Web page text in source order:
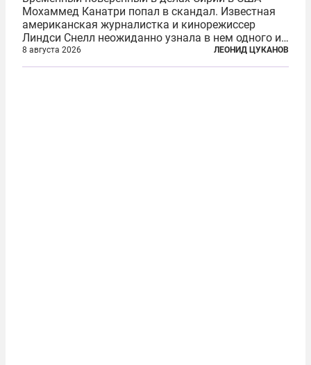
Мохаммед Канатри попал в скандал. Известная
американская журналистка и кинорежиссер
Линдси Снелл неожиданно узнала в нем одного из
бандитов, похитивших ее в сирийском Алеппо в
2016 году. Журналистка убеждена, что Канатри, в
8 августа 2026 ЛЕОНИД ЦУКАНОВ